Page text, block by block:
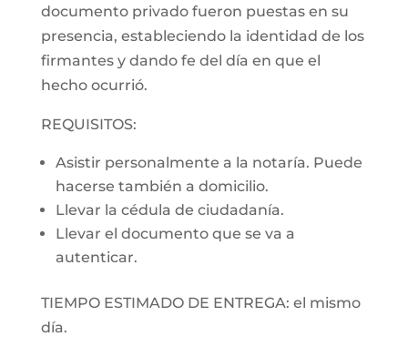
documento privado fueron puestas en su
presencia, estableciendo la identidad de los
firmantes y dando fe del día en que el
hecho ocurrió.
REQUISITOS:
Asistir personalmente a la notaría. Puede
hacerse también a domicilio.
Llevar la cédula de ciudadanía.
Llevar el documento que se va a
autenticar.
TIEMPO ESTIMADO DE ENTREGA: el mismo
día.